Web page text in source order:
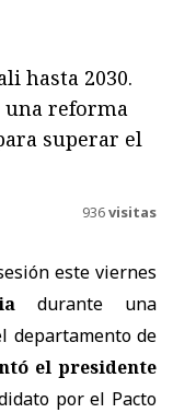
hasta 2030.
reforma
superar el
936visitas
este viernes
durante una
departamento de
el presidente
por el Pacto